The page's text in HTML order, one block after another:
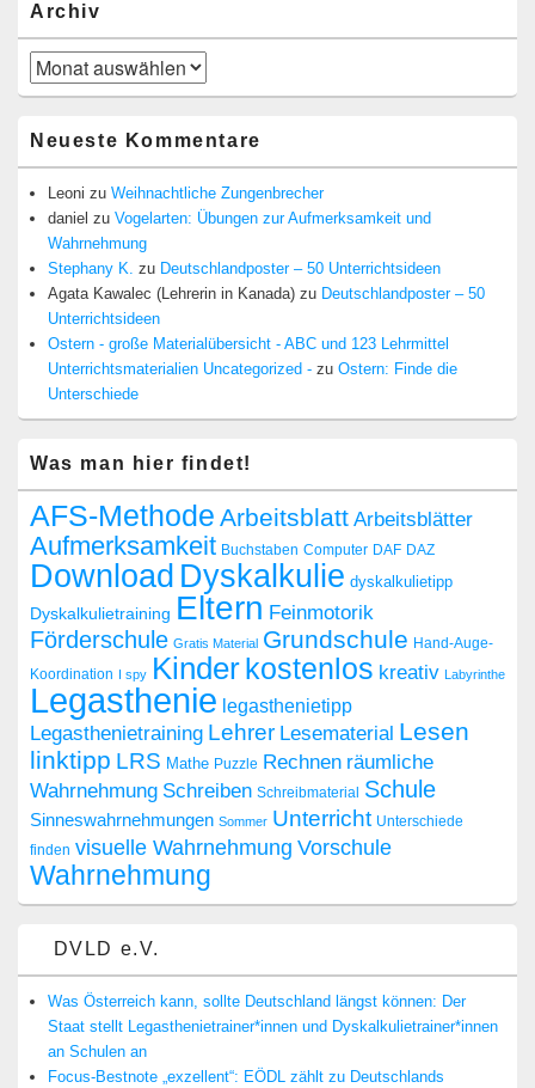
Archiv
Archiv
Neueste Kommentare
Leoni zu Weihnachtliche Zungenbrecher
daniel zu Vogelarten: Übungen zur Aufmerksamkeit und
Wahrnehmung
Stephany K. zu Deutschlandposter – 50 Unterrichtsideen
Agata Kawalec (Lehrerin in Kanada) zu Deutschlandposter – 50
Unterrichtsideen
Ostern - große Materialübersicht - ABC und 123 Lehrmittel
Unterrichtsmaterialien Uncategorized - zu Ostern: Finde die
Unterschiede
Was man hier findet!
AFS-Methode Arbeitsblatt Arbeitsblätter
Aufmerksamkeit Buchstaben Computer DAF DAZ
Download Dyskalkulie dyskalkulietipp
Dyskalkulietraining Eltern Feinmotorik
Förderschule Gratis Material Grundschule Hand-Auge-
Koordination
I spy Kinderkostenlos kreativ Labyrinthe
Legasthenie legasthenietipp
Legasthenietraining Lehrer Lesematerial Lesen
linktipp LRS Mathe Puzzle Rechnen räumliche
Wahrnehmung Schreiben Schreibmaterial Schule
Sinneswahrnehmungen Sommer Unterricht Unterschiede
finden visuelle Wahrnehmung Vorschule
Wahrnehmung
DVLD e.V.
Was Österreich kann, sollte Deutschland längst können: Der
Staat stellt Legasthenietrainer*innen und Dyskalkulietrainer*innen
an Schulen an
Focus-Bestnote „exzellent“: EÖDL zählt zu Deutschlands